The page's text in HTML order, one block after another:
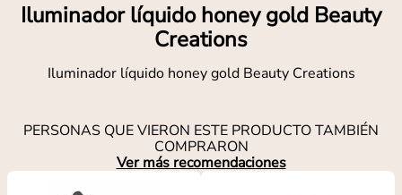
Iluminador líquido honey gold Beauty
Creations
Iluminador líquido honey gold Beauty Creations
PERSONAS QUE VIERON ESTE PRODUCTO TAMBIÉN
COMPRARON
Ver más recomendaciones